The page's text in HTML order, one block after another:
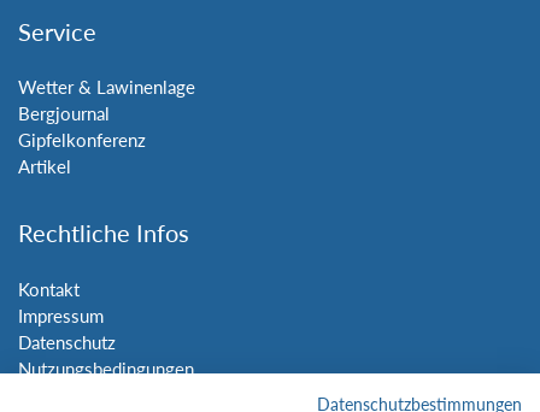
Service
Wetter & Lawinenlage
Bergjournal
Gipfelkonferenz
Artikel
Rechtliche Infos
Kontakt
Impressum
Datenschutz
Nutzungsbedingungen
Datenschutzbestimmungen